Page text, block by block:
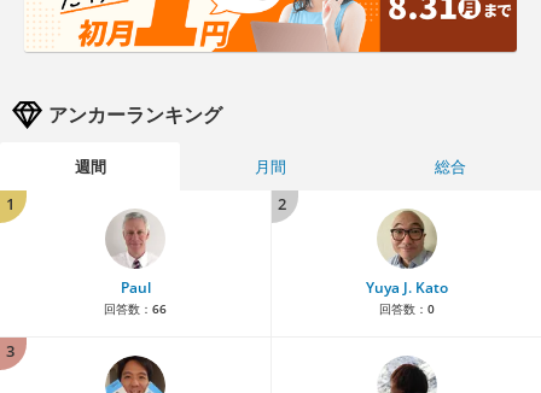
アンカーランキング
週間 月間
総合
1
Paul
回答数： 66
2
Yuya J. Kato
回答数： 0
3